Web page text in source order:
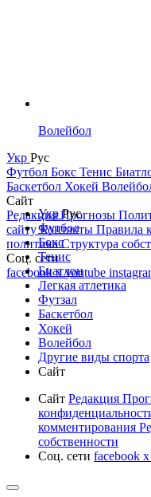
Волейбол
Укр Рус
Футбол Бокс Тенис
Баскетбол Хокей
Сайт
РедакцияПрогнозы
сайтуКонтакты Правила
политикаСтруктура
Соц. сети
facebookxyoutube
УкрРус
Футбол
Бокс
Тенис
Биатлон
Легкая атлетика
Футзал
Баскетбол
Хокей
Волейбол
Другие виды спорта
Сайт
Сайт Редакция
комментирования
собственности
Соц. сети facebook x